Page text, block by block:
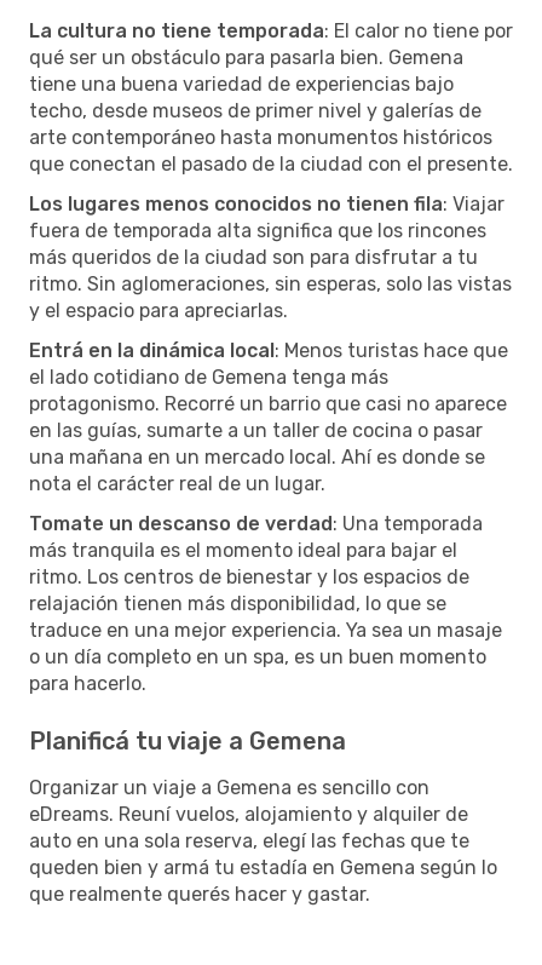
La cultura no tiene temporada: El calor no tiene por
qué ser un obstáculo para pasarla bien. Gemena
tiene una buena variedad de experiencias bajo
techo, desde museos de primer nivel y galerías de
arte contemporáneo hasta monumentos históricos
que conectan el pasado de la ciudad con el presente.
Los lugares menos conocidos no tienen fila: Viajar
fuera de temporada alta significa que los rincones
más queridos de la ciudad son para disfrutar a tu
ritmo. Sin aglomeraciones, sin esperas, solo las vistas
y el espacio para apreciarlas.
Entrá en la dinámica local: Menos turistas hace que
el lado cotidiano de Gemena tenga más
protagonismo. Recorré un barrio que casi no aparece
en las guías, sumarte a un taller de cocina o pasar
una mañana en un mercado local. Ahí es donde se
nota el carácter real de un lugar.
Tomate un descanso de verdad: Una temporada
más tranquila es el momento ideal para bajar el
ritmo. Los centros de bienestar y los espacios de
relajación tienen más disponibilidad, lo que se
traduce en una mejor experiencia. Ya sea un masaje
o un día completo en un spa, es un buen momento
para hacerlo.
Planificá tu viaje a Gemena
Organizar un viaje a Gemena es sencillo con
eDreams. Reuní vuelos, alojamiento y alquiler de
auto en una sola reserva, elegí las fechas que te
queden bien y armá tu estadía en Gemena según lo
que realmente querés hacer y gastar.